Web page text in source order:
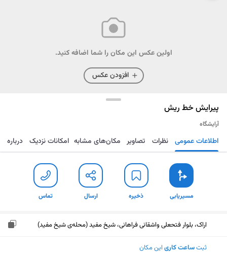
اولین عکس این مکان را شما اضافه کنید.
افزودن عکس
پیرایش خط ریش
آرایشگاه
مسیریابی ذخیره ارسال تماس اطلاعات عمومی نظرات تصاویر مکان‌های مشابه امکانات نزدیک درباره
مسیریابی ذخیره ارسال تماس
اراک، بلوار فتحعلی واشقانی فراهانی، شیخ مفید (محله‌ی شیخ مفید)
ثبتساعت کاری این مکان